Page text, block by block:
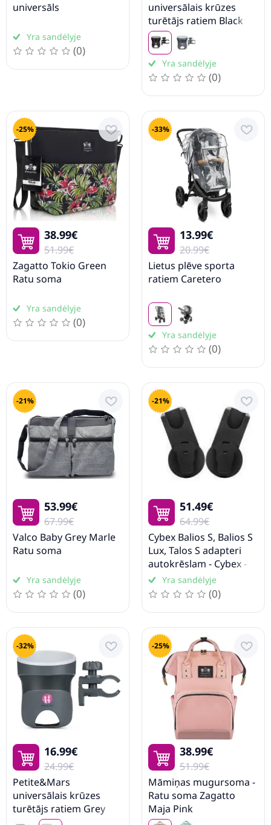
universāls
Yra sandėlyje
(0)
universālais krūzes
turētājs ratiem Black
Yra sandėlyje
(0)
-25%
38.99€
51.99€
Zagatto Tokio Green
Ratu soma
Yra sandėlyje
(0)
-33%
13.99€
20.99€
Lietus plēve sporta
ratiem Caretero
Yra sandėlyje
(0)
-21%
53.99€
67.99€
Valco Baby Grey Marle
Ratu soma
Yra sandėlyje
(0)
-21%
51.49€
64.99€
Cybex Balios S, Balios S
Lux, Talos S adapteri
autokrēslam - Cybex -
Maxi Cosi - BeSafe
Yra sandėlyje
(0)
-32%
16.99€
24.99€
Petite&Mars
universālais krūzes
turētājs ratiem Grey
-25%
38.99€
51.99€
Māmiņas mugursoma -
Ratu soma Zagatto
Maja Pink